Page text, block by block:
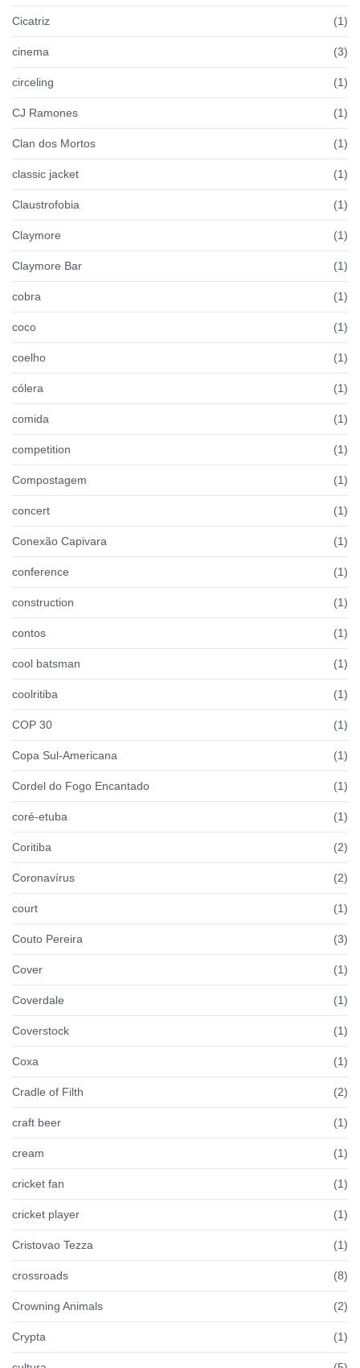
Cicatriz (1)
cinema (3)
circeling (1)
CJ Ramones (1)
Clan dos Mortos (1)
classic jacket (1)
Claustrofobia (1)
Claymore (1)
Claymore Bar (1)
cobra (1)
coco (1)
coelho (1)
cólera (1)
comida (1)
competition (1)
Compostagem (1)
concert (1)
Conexão Capivara (1)
conference (1)
construction (1)
contos (1)
cool batsman (1)
coolritiba (1)
COP 30 (1)
Copa Sul-Americana (1)
Cordel do Fogo Encantado (1)
coré-etuba (1)
Coritiba (2)
Coronavírus (2)
court (1)
Couto Pereira (3)
Cover (1)
Coverdale (1)
Coverstock (1)
Coxa (1)
Cradle of Filth (2)
craft beer (1)
cream (1)
cricket fan (1)
cricket player (1)
Cristovao Tezza (1)
crossroads (8)
Crowning Animals (2)
Crypta (1)